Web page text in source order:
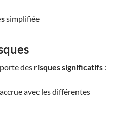
simplifiée
des risques significatifs :
accrue avec les différentes